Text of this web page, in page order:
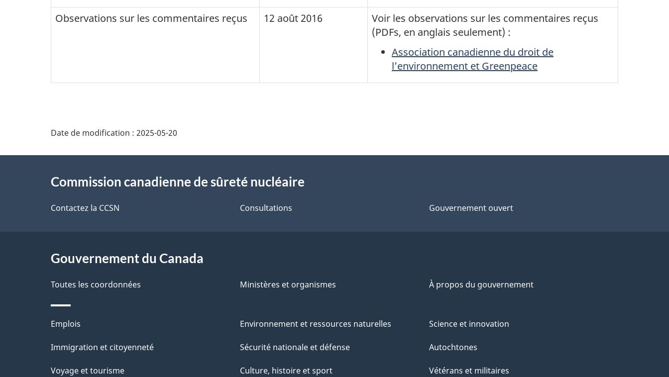
Observations sur les commentaires reçus 12 août 2016
Voir les observations sur les commentaires reçus
(PDFs, en anglais seulement) :
Association canadienne du droit de
l’environnement et Greenpeace
a
i
s
d
e
l
a
Date de modification : 2025-05-20
proposCommission canadienne de sûreté nucléaire
Contactez la CCSN Consultations Gouvernement ouvert
Gouvernement du Canada
Toutes les coordonnées Ministères et organismes À propos du gouvernement
Thèmes
et
Emplois
Immigration et citoyenneté
Voyage et tourisme
Environnement et ressources naturelles
Sécurité nationale et défense
Culture, histoire et sport
Science et innovation
Autochtones
Vétérans et militaires